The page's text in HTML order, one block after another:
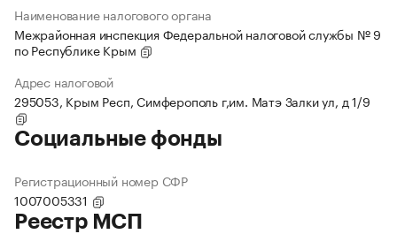
Наименование налогового органа
Межрайонная инспекция Федеральной налоговой службы № 9
по Республике Крым
Адрес налоговой
295053, Крым Респ, Симферополь г,им. Матэ Залки ул, д 1/9
Социальные фонды
Регистрационный номер СФР
1007005331
Реестр МСП